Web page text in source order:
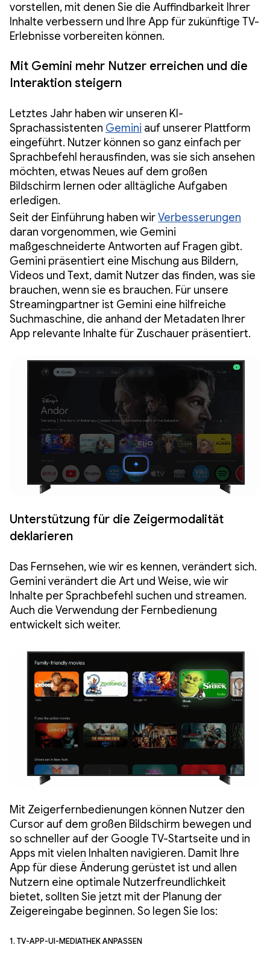
vorstellen, mit denen Sie die Auffindbarkeit Ihrer
Inhalte verbessern und Ihre App für zukünftige TV-
Erlebnisse vorbereiten können.
Mit Gemini mehr Nutzer erreichen und die
Interaktion steigern
Letztes Jahr haben wir unseren KI-
Sprachassistenten Gemini auf unserer Plattform
eingeführt. Nutzer können so ganz einfach per
Sprachbefehl herausfinden, was sie sich ansehen
möchten, etwas Neues auf dem großen
Bildschirm lernen oder alltägliche Aufgaben
erledigen.
Seit der Einführung haben wirVerbesserungen
daran vorgenommen, wie Gemini
maßgeschneiderte Antworten auf Fragen gibt.
Gemini präsentiert eine Mischung aus Bildern,
Videos und Text, damit Nutzer das finden, was sie
brauchen, wenn sie es brauchen. Für unsere
Streamingpartner ist Gemini eine hilfreiche
Suchmaschine, die anhand der Metadaten Ihrer
App relevante Inhalte für Zuschauer präsentiert.
Unterstützung für die Zeigermodalität
deklarieren
Das Fernsehen, wie wir es kennen, verändert sich.
Gemini verändert die Art und Weise, wie wir
Inhalte per Sprachbefehl suchen und streamen.
Auch die Verwendung der Fernbedienung
entwickelt sich weiter.
Mit Zeigerfernbedienungen können Nutzer den
Cursor auf dem großen Bildschirm bewegen und
so schneller auf der Google TV-Startseite und in
Apps mit vielen Inhalten navigieren. Damit Ihre
App für diese Änderung gerüstet ist und allen
Nutzern eine optimale Nutzerfreundlichkeit
bietet, sollten Sie jetzt mit der Planung der
Zeigereingabe beginnen. So legen Sie los:
1. TV-App-UI-Mediathek anpassen